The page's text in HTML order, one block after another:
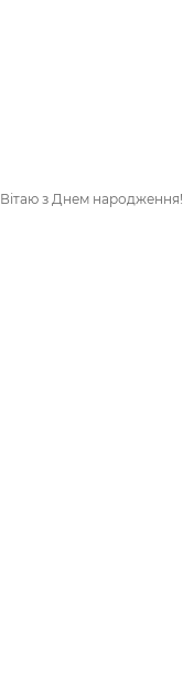
Вітаю з Днем народження!